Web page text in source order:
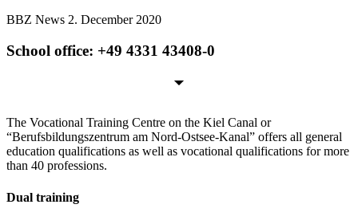
BBZ News 2. December 2020
School office: +49 4331 43408-0
The Vocational Training Centre on the Kiel Canal or
“Berufsbildungszentrum am Nord-Ostsee-Kanal” offers all general
education qualifications as well as vocational qualifications for more
than 40 professions.
Dual training